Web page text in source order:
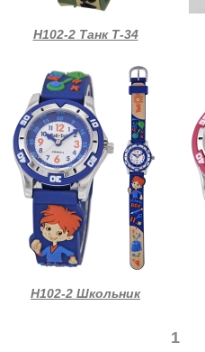
Н102-2 Танк Т-34
Н102-2 Школьник
1